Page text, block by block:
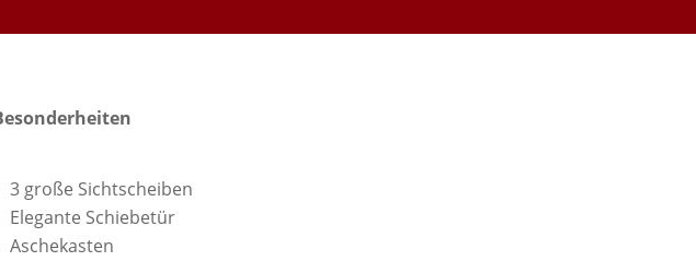
3 große Sichtscheiben
Elegante Schiebetür
Aschekasten